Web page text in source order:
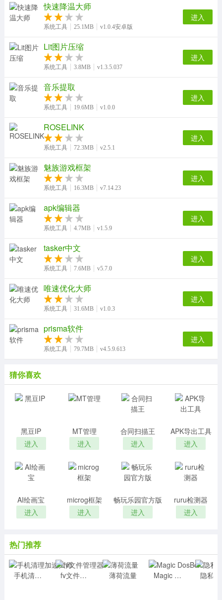
快速降温大师
系统工具 25.1MB v1.0.4安卓版
进入
Lit图片压缩
系统工具 3.8MB v1.3.5.037
进入
音乐提取
系统工具 19.6MB v1.0.0
进入
ROSELINK
系统工具 72.3MB v2.5.1
进入
魅族游戏框架
系统工具 16.3MB v7.14.23
进入
apk编辑器
系统工具 4.7MB v1.5.9
进入
tasker中文
系统工具 7.6MB v5.7.0
进入
唯速优化大师
系统工具 31.6MB v1.0.3
进入
prisma软件
系统工具 79.7MB v4.5.9.613
进入
猜你喜欢
黑豆IP
进入
MT管理
进入
合同扫描王
进入
APK导出工具
进入
AI绘画宝
进入
microg框架
进入
畅玩乐园官方版
进入
ruru检测器
进入
热门推荐
手机清理加速大师 fv文件管理器 薄荷流量 Magic DosBox